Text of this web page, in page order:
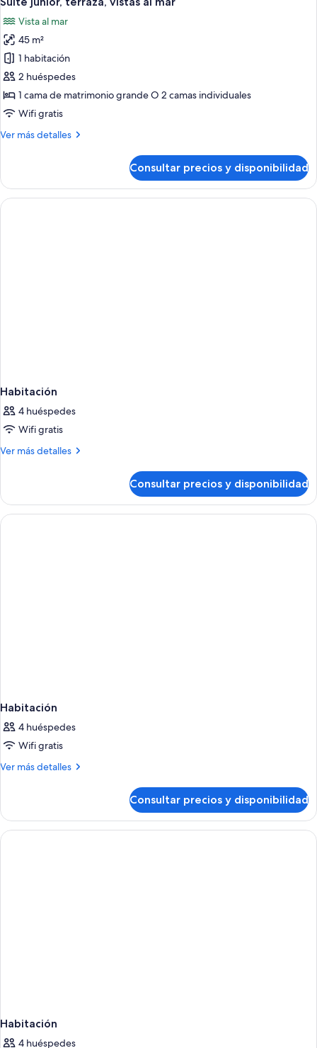
al
mar
todas
las
fotos
de
Suite
junior,
terraza,
al
Vista al mar
45 m²
1 habitación
2 huéspedes
1 cama de matrimonio grande O 2 camas individuales
Wifi gratis
Ver más detalles
Más
junior,
terraza,
vistas
Consultar precios y disponibilidad
Habitación
4 huéspedes
Wifi gratis
Ver más detalles
Más
Consultar precios y disponibilidad
Habitación
4 huéspedes
Wifi gratis
Ver más detalles
Más
Consultar precios y disponibilidad
Habitación
4 huéspedes